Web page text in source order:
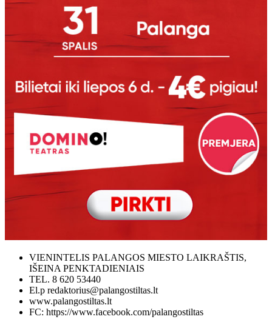
VIENINTELIS PALANGOS MIESTO LAIKRAŠTIS,
IŠEINA PENKTADIENIAIS
TEL. 8 620 53440
El.p redaktorius@palangostiltas.lt
www.palangostiltas.lt
FC: https://www.facebook.com/palangostiltas